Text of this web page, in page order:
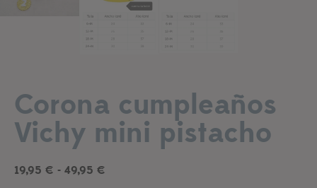
Añadir a lista de deseos
Corona cumpleaños
Vichy mini pistacho
19,95 € - 49,95 €